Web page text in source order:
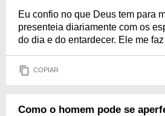
Eu confio no que Deus tem para
presenteia diariamente com os
do dia e do entardecer. Ele me
COPIAR
Como o homem pode se